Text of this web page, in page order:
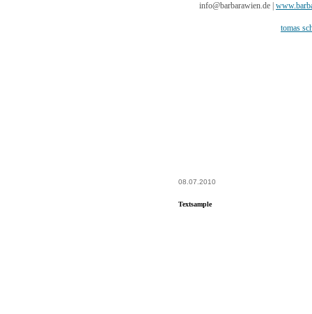
info@barbarawien.de |
tomas
08.07.2010
Textsample